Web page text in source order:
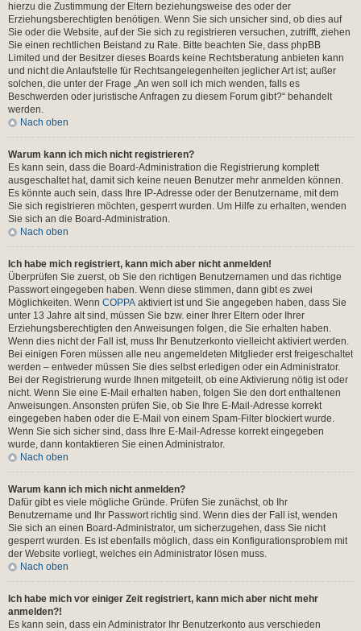
hierzu die Zustimmung der Eltern beziehungsweise des oder der
Erziehungsberechtigten benötigen. Wenn Sie sich unsicher sind, ob dies auf
Sie oder die Website, auf der Sie sich zu registrieren versuchen, zutrifft, ziehen
Sie einen rechtlichen Beistand zu Rate. Bitte beachten Sie, dass phpBB
Limited und der Besitzer dieses Boards keine Rechtsberatung anbieten kann
und nicht die Anlaufstelle für Rechtsangelegenheiten jeglicher Art ist; außer
solchen, die unter der Frage „An wen soll ich mich wenden, falls es
Beschwerden oder juristische Anfragen zu diesem Forum gibt?“ behandelt
werden.
Nach oben
Warum kann ich mich nicht registrieren?
Es kann sein, dass die Board-Administration die Registrierung komplett
ausgeschaltet hat, damit sich keine neuen Benutzer mehr anmelden können.
Es könnte auch sein, dass Ihre IP-Adresse oder der Benutzername, mit dem
Sie sich registrieren möchten, gesperrt wurden. Um Hilfe zu erhalten, wenden
Sie sich an die Board-Administration.
Nach oben
Ich habe mich registriert, kann mich aber nicht anmelden!
Überprüfen Sie zuerst, ob Sie den richtigen Benutzernamen und das richtige
Passwort eingegeben haben. Wenn diese stimmen, dann gibt es zwei
Möglichkeiten. Wenn COPPA aktiviert ist und Sie angegeben haben, dass Sie
unter 13 Jahre alt sind, müssen Sie bzw. einer Ihrer Eltern oder Ihrer
Erziehungsberechtigten den Anweisungen folgen, die Sie erhalten haben.
Wenn dies nicht der Fall ist, muss Ihr Benutzerkonto vielleicht aktiviert werden.
Bei einigen Foren müssen alle neu angemeldeten Mitglieder erst freigeschaltet
werden – entweder müssen Sie dies selbst erledigen oder ein Administrator.
Bei der Registrierung wurde Ihnen mitgeteilt, ob eine Aktivierung nötig ist oder
nicht. Wenn Sie eine E-Mail erhalten haben, folgen Sie den dort enthaltenen
Anweisungen. Ansonsten prüfen Sie, ob Sie Ihre E-Mail-Adresse korrekt
eingegeben haben oder die E-Mail von einem Spam-Filter blockiert wurde.
Wenn Sie sich sicher sind, dass Ihre E-Mail-Adresse korrekt eingegeben
wurde, dann kontaktieren Sie einen Administrator.
Nach oben
Warum kann ich mich nicht anmelden?
Dafür gibt es viele mögliche Gründe. Prüfen Sie zunächst, ob Ihr
Benutzername und Ihr Passwort richtig sind. Wenn dies der Fall ist, wenden
Sie sich an einen Board-Administrator, um sicherzugehen, dass Sie nicht
gesperrt wurden. Es ist ebenfalls möglich, dass ein Konfigurationsproblem mit
der Website vorliegt, welches ein Administrator lösen muss.
Nach oben
Ich habe mich vor einiger Zeit registriert, kann mich aber nicht mehr
anmelden?!
Es kann sein, dass ein Administrator Ihr Benutzerkonto aus verschieden